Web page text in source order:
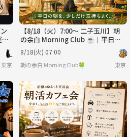
ラオケ会☕️など👨‍👩‍👧🐦
東京
【8/18（火）7:00～ 二子玉川】朝
の余白 Morning Club ☕️｜平日の
朝、自分の時間をつくる朝活
8/18(火) 07:00
朝の余白 Morning Club🍀 東京